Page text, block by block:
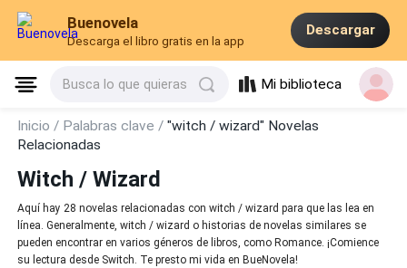
Buenovela
Descarga el libro gratis en la app
Descargar
Busca lo que quieras Mi biblioteca
Inicio / Palabras clave /"witch / wizard" Novelas
Relacionadas
Witch / Wizard
Aquí hay 28 novelas relacionadas con witch / wizard para que las lea en
línea. Generalmente, witch / wizard o historias de novelas similares se
pueden encontrar en varios géneros de libros, como Romance. ¡Comience
su lectura desde Switch. Te presto mi vida en BueNovela!